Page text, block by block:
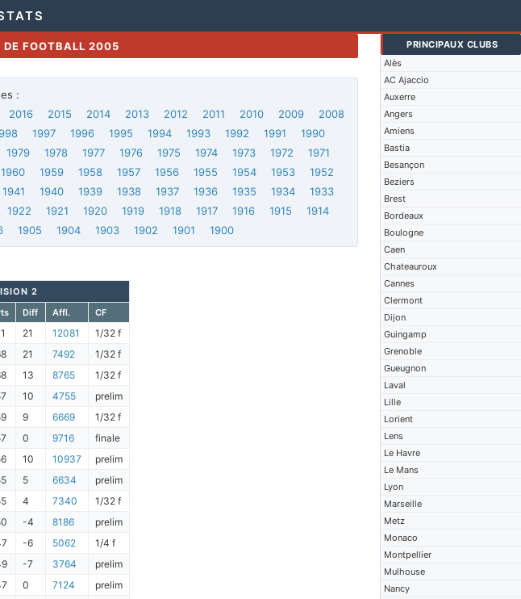
PRINCIPAUX CLUBS
Alès
AC Ajaccio
Auxerre
Angers
Amiens
Bastia
Besançon
Beziers
Brest
Bordeaux
Boulogne
Caen
Chateauroux
Cannes
Clermont
Dijon
Guingamp
Grenoble
Gueugnon
Laval
Lille
Lorient
Lens
Le Havre
Le Mans
Lyon
Marseille
Metz
Monaco
Montpellier
Mulhouse
Nancy
DE FOOTBALL 2005
:
2016 2015 2014 2013 2012 2011 2010 2009
2008
1997 1996 1995 1994 1993 1992 1991
1990
1979 1978 1977 1976 1975 1974 1973 1972
1971
1960 1959 1958 1957 1956 1955 1954 1953
1952
1941 1940 1939 1938 1937 1936 1935 1934
1933
1922 1921 1920 1919 1918 1917 1916 1915
1914
1905 1904 1903 1902 1901 1900
2
Diff Affl. CF
21 12081
1/32 f
21 7492
1/32 f
13 8765
1/32 f
10 4755
prelim
9 6669
1/32 f
0 9716
finale
10 10937
prelim
5 6634
prelim
4 7340
1/32 f
-4 8186
prelim
-6 5062
1/4 f
-7 3764
prelim
0 7124
prelim